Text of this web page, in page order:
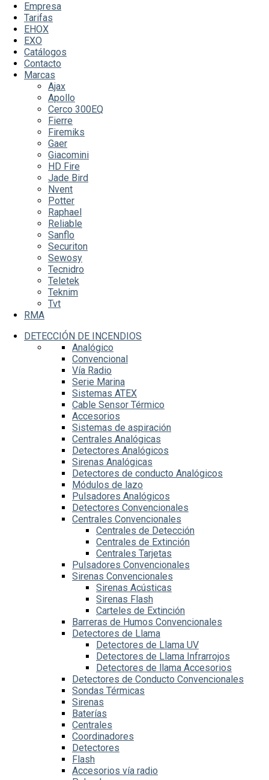
Empresa
Tarifas
EHOX
EXO
Catálogos
Contacto
Marcas
Ajax
Apollo
Cerco 300EQ
Fierre
Firemiks
Gaer
Giacomini
HD Fire
Jade Bird
Nvent
Potter
Raphael
Reliable
Sanflo
Securiton
Sewosy
Tecnidro
Teletek
Teknim
Tvt
RMA
DETECCIÓN DE INCENDIOS
Analógico
Convencional
Vía Radio
Serie Marina
Sistemas ATEX
Cable Sensor Térmico
Accesorios
Sistemas de aspiración
Centrales Analógicas
Detectores Analógicos
Sirenas Analógicas
Detectores de conducto Analógicos
Módulos de lazo
Pulsadores Analógicos
Detectores Convencionales
Centrales Convencionales
Centrales de Detección
Centrales de Extinción
Centrales Tarjetas
Pulsadores Convencionales
Sirenas Convencionales
Sirenas Acústicas
Sirenas Flash
Carteles de Extinción
Barreras de Humos Convencionales
Detectores de Llama
Detectores de Llama UV
Detectores de Llama Infrarrojos
Detectores de llama Accesorios
Detectores de Conducto Convencionales
Sondas Térmicas
Sirenas
Baterías
Centrales
Coordinadores
Detectores
Flash
Accesorios vía radio